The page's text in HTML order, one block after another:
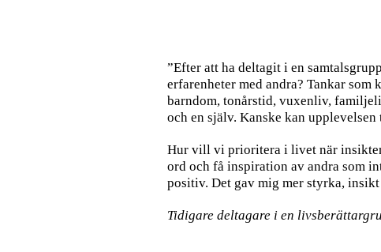
”Efter att ha deltagit i en
erfarenheter med andra? Tankar
barndom, tonårstid, vuxenliv,
och en själv. Kanske kan
Hur vill vi prioritera i livet när
ord och få inspiration av andra som
positiv. Det gav mig mer styrka,
Tidigare deltagare i en